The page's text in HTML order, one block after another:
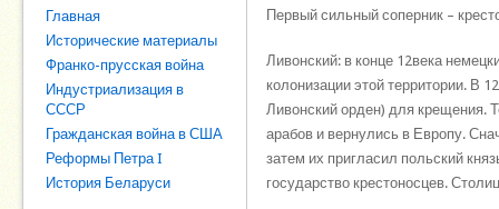
Главная
Исторические материалы
Франко-прусская война
Индустриализация в
СССР
Гражданская война в США
Реформы Петра I
История Беларуси
Первый сильный соперник –
Ливонский: в конце 12века
колонизации этой территории. В
Ливонский орден) для крещения.
арабов и вернулись в Европу.
затем их пригласил польский
государство крестоносцев.